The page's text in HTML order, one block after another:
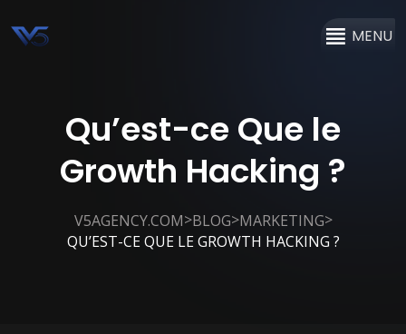
MENU
Qu’est-ce Que le
Growth Hacking ?
V5AGENCY.COM>BLOG>MARKETING>
QU’EST-CE QUE LE GROWTH HACKING ?